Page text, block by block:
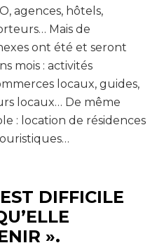
agences, hôtels,
Mais de
ont été et seront
mois : activités
locaux, guides,
locaux… De même
: location de résidences
DIFFICILE
».